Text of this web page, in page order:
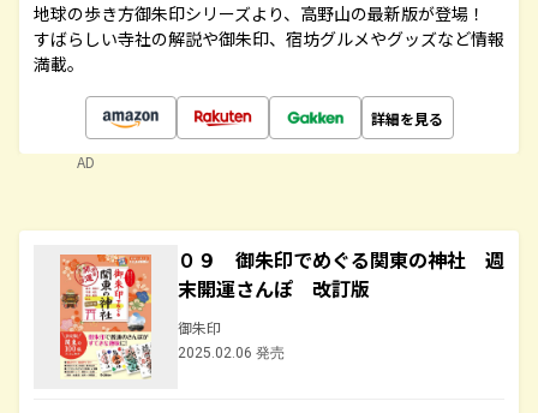
地球の歩き方御朱印シリーズより、高野山の最新版が登場！
すばらしい寺社の解説や御朱印、宿坊グルメやグッズなど情報
満載。
詳細を見る
AD
０９ 御朱印でめぐる関東の神社 週
末開運さんぽ 改訂版
御朱印
2025.02.06 発売